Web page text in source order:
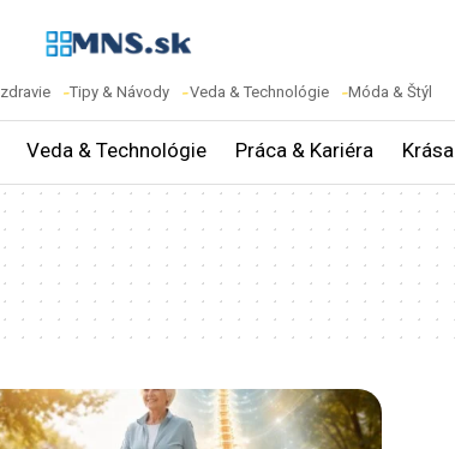
zdravie Tipy & Návody Veda & Technológie Móda & Štýl
Veda & Technológie Práca & Kariéra Krása